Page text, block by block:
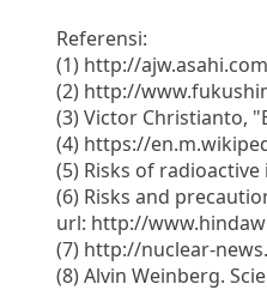
Referensi:
(1) http://
(2) http://
(3) Victor Christianto,
(4) https://
(5) Risks of
(6) Risks and
url: http://
(7) http://nuclear-
(8) Alvin Weinberg.